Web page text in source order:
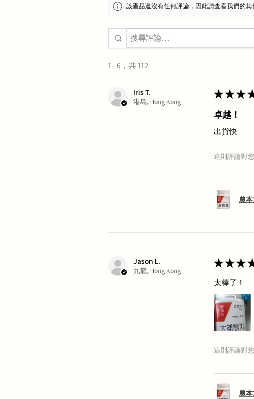
該產品還沒有任何評論，因此請查看我們的其
1 - 6，共 112
Iris T.
港島, Hong Kong
★★★
卓越！
出貨快
這則評論對
農
Jason L.
九龍, Hong Kong
★★★
太棒了！
這則評論對
農